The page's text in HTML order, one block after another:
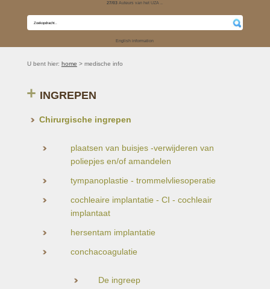
27/03 Auteurs van het UZA ..
English information
U bent hier: home > medische info
INGREPEN
Chirurgische ingrepen
plaatsen van buisjes -verwijderen van
poliepjes en/of amandelen
tympanoplastie - trommelvliesoperatie
cochleaire implantatie - CI - cochleair
implantaat
hersentam implantatie
conchacoagulatie
De ingreep